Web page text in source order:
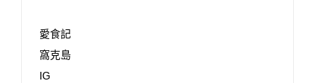
愛食記
窩克島
IG